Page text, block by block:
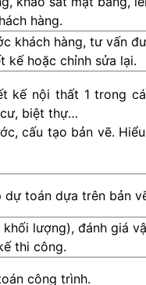
hàng.
khách hàng, tư vấn
kế hoặc chỉnh sửa lại.
kế nội thất 1 trong
cư, biệt thự…
cấu tạo bản vẽ.
toán dựa trên bản
lượng), đánh giá
thi công.
công trình.